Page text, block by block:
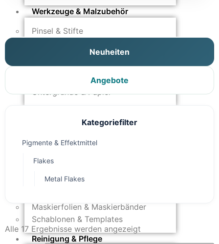
Werkzeuge & Malzubehör
Pinsel & Stifte
Radierer & Schneidewerkzeuge
Plotter & Zubehör
Modellbau-Zubehör
Untergründe & Papier
Spachtelmasse & Sprühspachtel
Schleif- & Poliermittel
Maskierfolien & Maskierbänder
Schablonen & Templates
Reinigung & Pflege
Neuheiten
Angebote
Kategoriefilter
Pigmente & Effektmittel
Flakes
Metal Flakes
Alle 17 Ergebnisse werden angezeigt